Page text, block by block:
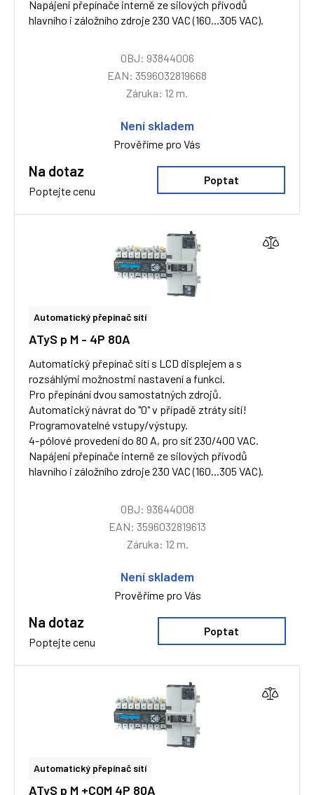
Napájení přepínače interně ze silových přívodů
hlavního i záložního zdroje 230 VAC (160...305 VAC).
OBJ: 93844006
EAN: 3596032819668
Záruka: 12 m.
Není skladem
Prověříme pro Vás
Na dotaz
Poptejte cenu
Poptat
Automatický přepínač sítí
ATyS p M - 4P 80A
Automatický přepínač sítí s LCD displejem a s
rozsáhlými možnostmi nastavení a funkcí.
Pro přepínání dvou samostatných zdrojů.
Automatický návrat do "0" v případě ztráty sítí!
Programovatelné vstupy/výstupy.
4-pólové provedení do 80 A, pro síť 230/400 VAC.
Napájení přepínače interně ze silových přívodů
hlavního i záložního zdroje 230 VAC (160...305 VAC).
OBJ: 93644008
EAN: 3596032819613
Záruka: 12 m.
Není skladem
Prověříme pro Vás
Na dotaz
Poptejte cenu
Poptat
Automatický přepínač sítí
ATyS p M +COM 4P 80A